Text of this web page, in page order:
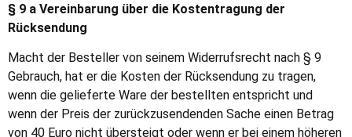
§ 9 a Vereinbarung über die Kostentragung der
Rücksendung
Macht der Besteller von seinem Widerrufsrecht nach § 9
Gebrauch, hat er die Kosten der Rücksendung zu tragen,
wenn die gelieferte Ware der bestellten entspricht und
wenn der Preis der zurückzusendenden Sache einen Betrag
von 40 Euro nicht übersteigt oder wenn er bei einem höheren